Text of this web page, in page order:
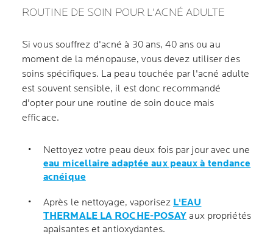
ROUTINE DE SOIN POUR L'ACNÉ ADULTE
Si vous souffrez d'acné à 30 ans, 40 ans ou au
moment de la ménopause, vous devez utiliser des
soins spécifiques. La peau touchée par l'acné adulte
est souvent sensible, il est donc recommandé
d'opter pour une routine de soin douce mais
efficace.
Nettoyez votre peau deux fois par jour avec une
eau micellaire adaptée aux peaux à tendance
acnéique
Après le nettoyage, vaporisez L'EAU
THERMALE LA ROCHE-POSAY aux propriétés
apaisantes et antioxydantes.